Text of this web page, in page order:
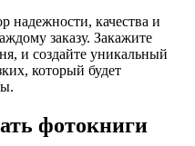
качества и
заказу. Закажите
и создайте уникальный
который будет
фотокниги